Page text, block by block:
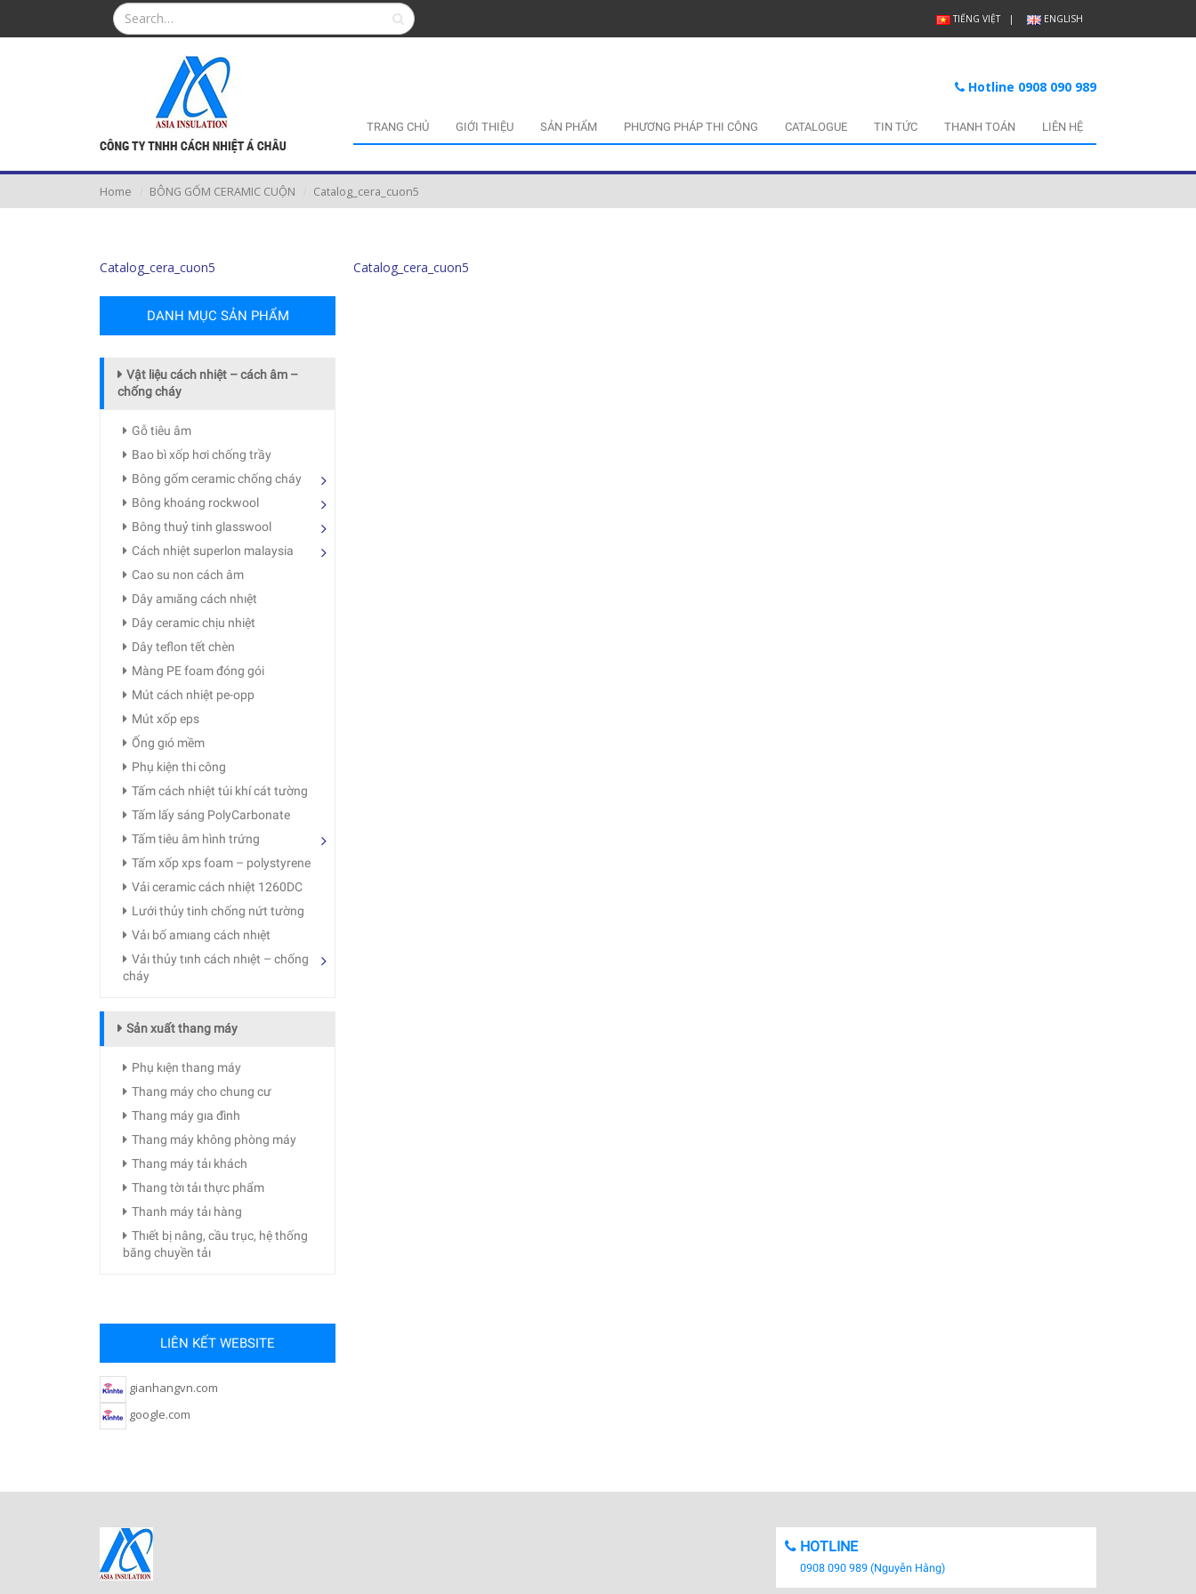
TIẾNG VIỆT ENGLISH
Hotline 0908 090 989
TRANG CHỦ GIỚI THIỆU SẢN PHẨM PHƯƠNG PHÁP THI CÔNG CATALOGUE TIN TỨC THANH TOÁN LIÊN HỆ
Home BÔNG GỐM CERAMIC CUỘN Catalog_cera_cuon5
Catalog_cera_cuon5
Catalog_cera_cuon5
DANH MỤC SẢN PHẨM
Vật liệu cách nhiệt – cách âm –
chống cháy
Gỗ tiêu âm
Bao bì xốp hơi chống trầy
Bông gốm ceramic chống cháy
Bông khoáng rockwool
Bông thuỷ tinh glasswool
Cách nhiệt superlon malaysia
Cao su non cách âm
Dây amıăng cách nhıệt
Dây ceramic chịu nhiệt
Dây teflon tết chèn
Màng PE foam đóng gói
Mút cách nhiệt pe-opp
Mút xốp eps
Ống gıó mềm
Phụ kiện thi công
Tấm cách nhiệt túi khí cát tường
Tấm lấy sáng PolyCarbonate
Tấm tiêu âm hình trứng
Tấm xốp xps foam – polystyrene
Vải ceramic cách nhiệt 1260DC
Lưới thủy tinh chống nứt tường
Vảı bố amıang cách nhıệt
Vảı thủy tınh cách nhıệt – chống
cháy
Sản xuất thang máy
Phụ kıện thang máy
Thang máy cho chung cư
Thang máy gıa đình
Thang máy không phòng máy
Thang máy tảı khách
Thang tờı tảı thực phẩm
Thanh máy tảı hàng
Thıết bị nâng, cầu trục, hệ thống
băng chuyền tảı
LIÊN KẾT WEBSITE
gianhangvn.com
google.com
HOTLINE
0908 090 989 (Nguyễn Hằng)